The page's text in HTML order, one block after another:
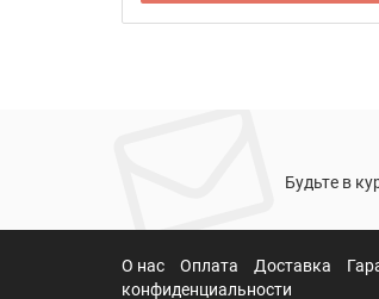
Будьте в
О нас Оплата Доставка
конфиденциальности